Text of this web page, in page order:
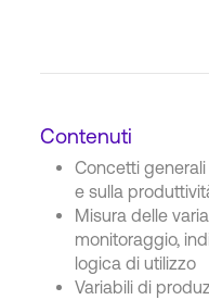
Contenuti
Concetti
e sulla
Misura delle
monitoraggio,
logica di utilizzo
Variabili di